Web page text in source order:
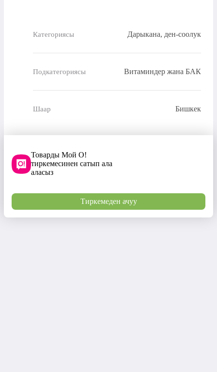
Категориясы Дарыкана, ден-соолук
Подкатегориясы Витаминдер жана БАК
Шаар Бишкек
Товарды Мой О!
тиркемесинен сатып ала
аласыз
Тиркемеден ачуу